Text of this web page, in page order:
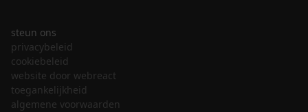
steun ons
privacybeleid
cookiebeleid
website door webreact
toegankelijkheid
algemene voorwaarden